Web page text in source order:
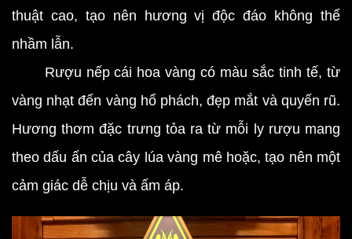
thuật cao, tạo nên hương vị độc đáo không thể
nhầm lẫn.
Rượu nếp cái hoa vàng có màu sắc tinh tế, từ
vàng nhạt đến vàng hổ phách, đẹp mắt và quyến rũ.
Hương thơm đặc trưng tỏa ra từ mỗi ly rượu mang
theo dấu ấn của cây lúa vàng mê hoặc, tạo nên một
cảm giác dễ chịu và ấm áp.